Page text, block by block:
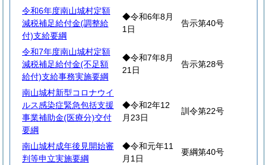
令和6年度南山城村定額
減税補足給付金(調整給
付)支給要綱
◆令和6年8月
1日
告示第40号
令和7年度南山城村定額
減税補足給付金(不足額
給付)支給事務実施要綱
◆令和7年8月
21日
告示第28号
南山城村新型コロナウイ
ルス感染症緊急包括支援
事業補助金(医療分)交付
要綱
◆令和2年12
月23日
訓令第22号
南山城村成年後見開始審
判等申立実施要綱
◆令和元年11
月1日
要綱第40号